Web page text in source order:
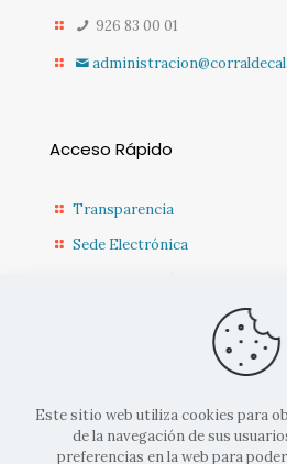
926 83 00 01
Acceso Rápido
Transparencia
Sede Electrónica
Sede Diputación CR
Actualidad Municipal
Este sitio web utiliza cookies para
de la navegación de sus
preferencias en la web para